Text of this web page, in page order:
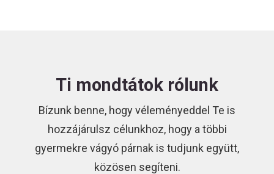
Ti mondtátok rólunk
Bízunk benne, hogy véleményeddel Te is
hozzájárulsz célunkhoz, hogy a többi
gyermekre vágyó párnak is tudjunk együtt,
közösen segíteni.